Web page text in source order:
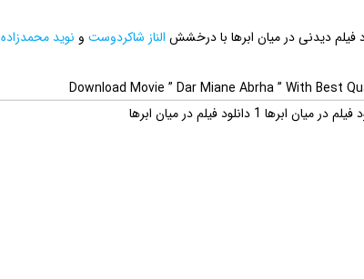
فیلم دیدنی در میان ابرها با درخشش الناز شاکردوست و نوید محمدزاده
Download Movie ” Dar Miane Abrha ” With Best